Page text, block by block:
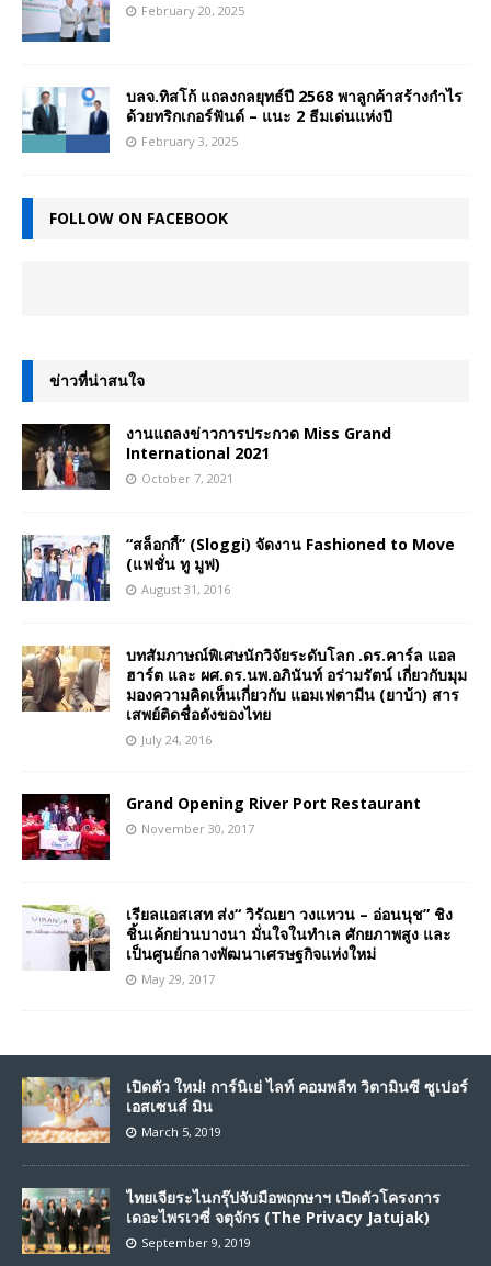
February 20, 2025
บลจ.ทิสโก้ แถลงกลยุทธ์ปี 2568 พาลูกค้าสร้างกำไร
ด้วยทริกเกอร์ฟันด์ – แนะ 2 ธีมเด่นแห่งปี
February 3, 2025
FOLLOW ON FACEBOOK
ข่าวที่น่าสนใจ
งานแถลงข่าวการประกวด Miss Grand
International 2021
October 7, 2021
“สล็อกกี้” (Sloggi) จัดงาน Fashioned to Move
(แฟชั่น ทู มูฟ)
August 31, 2016
บทสัมภาษณ์พิเศษนักวิจัยระดับโลก .ดร.คาร์ล แอล
ฮาร์ต และ ผศ.ดร.นพ.อภินันท์ อร่ามรัตน์ เกี่ยวกับมุม
มองความคิดเห็นเกี่ยวกับ แอมเฟตามีน (ยาบ้า) สาร
เสพย์ติดชื่อดังของไทย
July 24, 2016
Grand Opening River Port Restaurant
November 30, 2017
เรียลแอสเสท ส่ง“ วิรัณยา วงแหวน – อ่อนนุช” ชิง
ชิ้นเค้กย่านบางนา มั่นใจในทำเล ศักยภาพสูง และ
เป็นศูนย์กลางพัฒนาเศรษฐกิจแห่งใหม่
May 29, 2017
เปิดตัว ใหม่! การ์นิเย่ ไลท์ คอมพลีท วิตามินซี ซูเปอร์
เอสเซนส์ มิน
March 5, 2019
ไทยเจียระไนกรุ๊ปจับมือพฤกษาฯ เปิดตัวโครงการ
เดอะไพรเวซี่ จตุจักร (The Privacy Jatujak)
September 9, 2019